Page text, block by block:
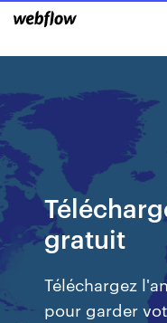
gratuit
Téléchargez
pour garder